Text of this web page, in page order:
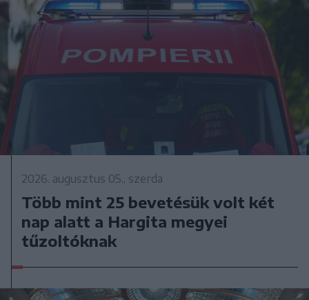
2026. augusztus 05., szerda
Több mint 25 bevetésük volt két
nap alatt a Hargita megyei
tűzoltóknak